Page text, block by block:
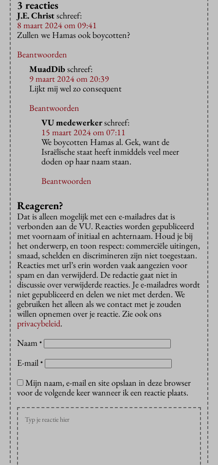
3 reacties
J.E. Christschreef:
8 maart 2024 om 09:41
Zullen we Hamas ook boycotten?
Beantwoorden
MuadDibschreef:
9 maart 2024 om 20:39
Lijkt mij wel zo consequent
Beantwoorden
VU medewerkerschreef:
15 maart 2024 om 07:11
We boycotten Hamas al. Gek, want de
Israëlische staat heeft inmiddels veel meer
doden op haar naam staan.
Beantwoorden
Reageren?
Dat is alleen mogelijk met een e-mailadres dat is
verbonden aan de VU. Reacties worden gepubliceerd
met voornaam of initiaal en achternaam. Houd je bij
het onderwerp, en toon respect: commerciële uitingen,
smaad, schelden en discrimineren zijn niet toegestaan.
Reacties met url’s erin worden vaak aangezien voor
spam en dan verwijderd. De redactie gaat niet in
discussie over verwijderde reacties. Je e-mailadres wordt
niet gepubliceerd en delen we niet met derden. We
gebruiken het alleen als we contact met je zouden
willen opnemen over je reactie. Zie ook ons
privacybeleid.
Naam *
E-mail *
Mijn naam, e-mail en site opslaan in deze browser
voor de volgende keer wanneer ik een reactie plaats.